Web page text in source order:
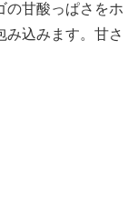
の甘酸っぱさをホ
み込みます。甘さ